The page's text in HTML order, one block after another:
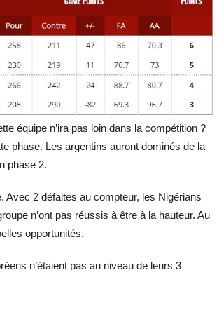
équipe n’ira pas loin dans la compétition ?
phase. Les argentins auront dominés de la
phase 2.
Avec 2 défaites au compteur, les Nigérians
n’ont pas réussis à être à la hauteur. Au
opportunités.
n’étaient pas au niveau de leurs 3